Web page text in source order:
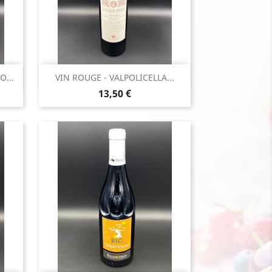
VIN ROUGE - VALPOLICELLA...
Prix
13,50 €
Aperçu rapide